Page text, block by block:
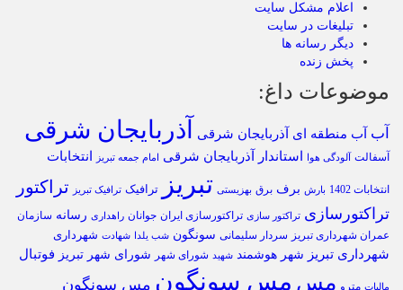
اعلام مشکل سایت
تبلیغات در سایت
دیگر رسانه ها
پخش زنده
موضوعات داغ:
آب آب منطقه ای آذربایجان شرقی آذربایجان شرقی
آسفالت آلودگی هوا استاندار آذربایجان شرقی امام جمعه تبریز انتخابات
انتخابات 1402 بارش برف برق بهزیستی تبریز ترافیک ترافیک تبریز تراکتور
تراکتورسازی تراکتور سازی تراکتورسازی ایران جوانان راهداری رسانه سازمان
عمران شهرداری تبریز سردار سلیمانی سونگون شب یلدا شهادت شهرداری
شهرداری تبریز شهر هوشمند شهید شورای شهر شورای شهر تبریز فوتبال
مالیات مترو مس مس سونگون مس سونگون